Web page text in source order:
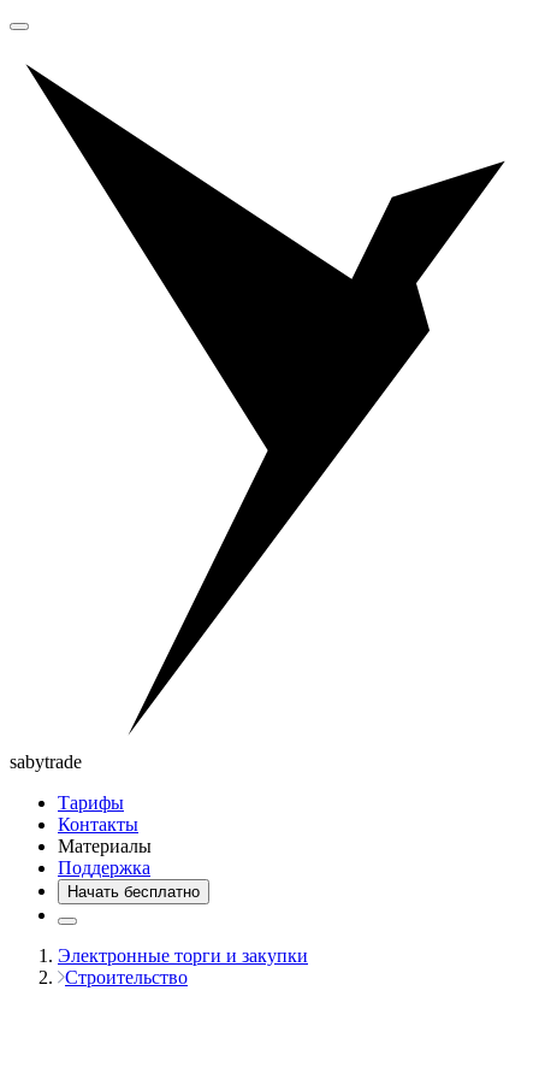
sabytrade
Тарифы
Контакты
Материалы
Поддержка
Начать бесплатно
Электронные торги и закупки
Строительство